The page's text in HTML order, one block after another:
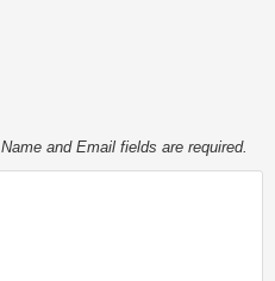
and Email fields are required.